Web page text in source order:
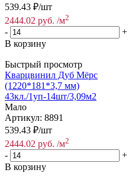
539.43 ₽/шт
2444.02 руб. /м2
-
+
В корзину
Быстрый просмотр
Кварцвинил Дуб Мёрс
(1220*181*3,7 мм)
43кл./1уп-14шт/3,09м2
Мало
Артикул: 8891
539.43 ₽/шт
2444.02 руб. /м2
-
+
В корзину